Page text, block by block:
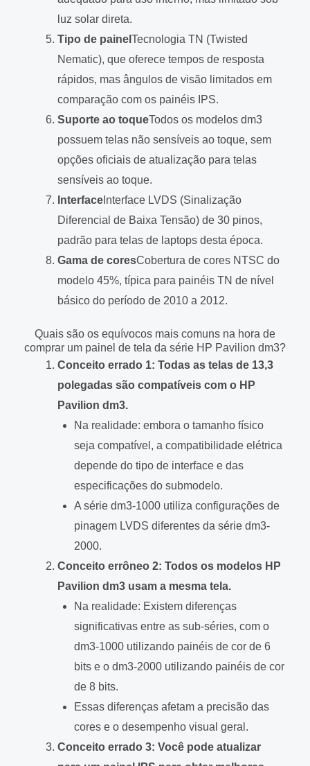
luz solar direta.
Tipo de painel Tecnologia TN (Twisted
Nematic), que oferece tempos de resposta
rápidos, mas ângulos de visão limitados em
comparação com os painéis IPS.
Suporte ao toqueTodos os modelos dm3
possuem telas não sensíveis ao toque, sem
opções oficiais de atualização para telas
sensíveis ao toque.
Interface Interface LVDS (Sinalização
Diferencial de Baixa Tensão) de 30 pinos,
padrão para telas de laptops desta época.
Gama de coresCobertura de cores NTSC do
modelo 45%, típica para painéis TN de nível
básico do período de 2010 a 2012.
Quais são os equívocos mais comuns na hora de
comprar um painel de tela da série HP Pavilion dm3?
Conceito errado 1: Todas as telas de 13,3
polegadas são compatíveis com o HP
Pavilion dm3.
Na realidade: embora o tamanho físico
seja compatível, a compatibilidade elétrica
depende do tipo de interface e das
especificações do submodelo.
A série dm3-1000 utiliza configurações de
pinagem LVDS diferentes da série dm3-
2000.
Conceito errôneo 2: Todos os modelos HP
Pavilion dm3 usam a mesma tela.
Na realidade: Existem diferenças
significativas entre as sub-séries, com o
dm3-1000 utilizando painéis de cor de 6
bits e o dm3-2000 utilizando painéis de cor
de 8 bits.
Essas diferenças afetam a precisão das
cores e o desempenho visual geral.
Conceito errado 3: Você pode atualizar